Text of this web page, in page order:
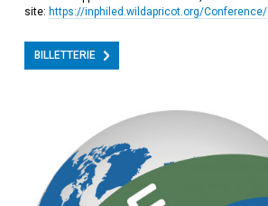
site: https://inphiled.wildapricot.org/Conference/
BILLETTERIE